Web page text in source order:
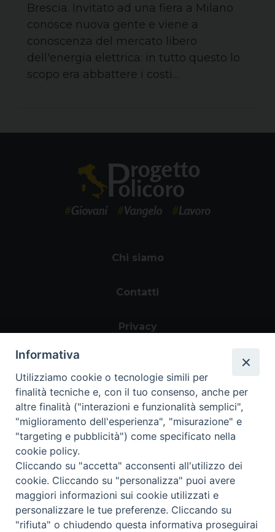
Brescia. Invitato ad una fiera a Milano
conosce nuova gente e viene a
conoscenza del mercato libero
dell'energia elettrica: in tutto questo lo
scopo era abbattere i costi…
Chi siamo
Contatti
Privacy
Area riservata
Informazioni legali | Tutela della Privacy |
Informativa
Utilizziamo cookie o tecnologie simili per
finalità tecniche e, con il tuo consenso, anche per
altre finalità ("interazioni e funzionalità semplici",
"miglioramento dell'esperienza", "misurazione" e
"targeting e pubblicità") come specificato nella
cookie policy.
Cliccando su "accetta" acconsenti all'utilizzo dei
cookie. Cliccando su "personalizza" puoi avere
maggiori informazioni sui cookie utilizzati e
personalizzare le tue preferenze. Cliccando su
"rifiuta" o chiudendo questa informativa proseguirai